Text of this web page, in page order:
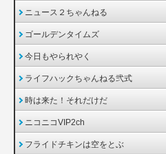
ニュース２ちゃんねる
ゴールデンタイムズ
今日もやられやく
ライフハックちゃんねる弐式
時は来た！それだけだ
ニコニコVIP2ch
フライドチキンは空をとぶ